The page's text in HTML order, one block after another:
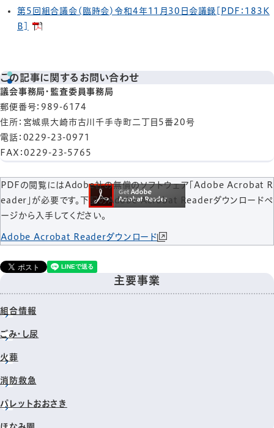
第5回組合議会(臨時会)令和4年11月30日会議録[PDF：183K
B]
この記事に関するお問い合わせ
議会事務局・監査委員事務局
郵便番号：989-6174
住所 ：宮城県大崎市古川千手寺町二丁目5番20号
電話 ：0229-23-0971
FAX ：0229-23-5765
PDFの閲覧にはAdobe社の無償のソフトウェア「Adobe Acrobat R
eader」が必要です。下記のAdobe Acrobat Readerダウンロードペ
ージから入手してください。
Adobe Acrobat Readerダウンロード
主要事業
組合情報
ごみ・し尿
火葬
消防救急
パレットおおさき